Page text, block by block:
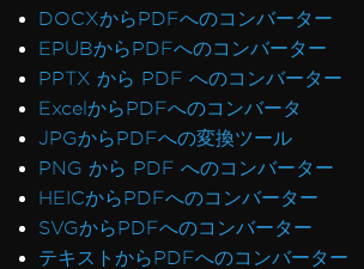
DOCXからPDFへのコンバーター
EPUBからPDFへのコンバーター
PPTX から PDF へのコンバーター
ExcelからPDFへのコンバータ
JPGからPDFへの変換ツール
PNG から PDF へのコンバーター
HEICからPDFへのコンバーター
SVGからPDFへのコンバーター
テキストからPDFへのコンバーター